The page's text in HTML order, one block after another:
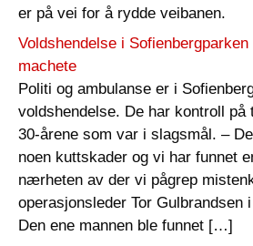
er på vei for å rydde veibanen.
Voldshendelse i
machete
Politi og ambulanse er i
voldshendelse. De har kontroll på
30-årene som var i slagsmål. –
noen kuttskader og vi har funnet
nærheten av der vi pågrep
operasjonsleder Tor Gulbrandsen
Den ene mannen ble funnet […]